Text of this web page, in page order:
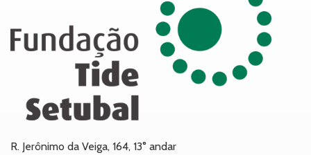
R. Jerônimo da Veiga, 164, 13° andar